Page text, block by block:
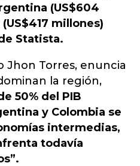
(US$604
millones)
Statista.
Jhon Torres, enuncia
la región,
50% del PIB
y Colombia se
intermedias,
todavía